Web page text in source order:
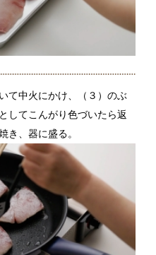
ーパーで軽く拭き取
をひいて再び中火にか
まわったらえのきたけ
ったらＡを加え、再び
をつける。